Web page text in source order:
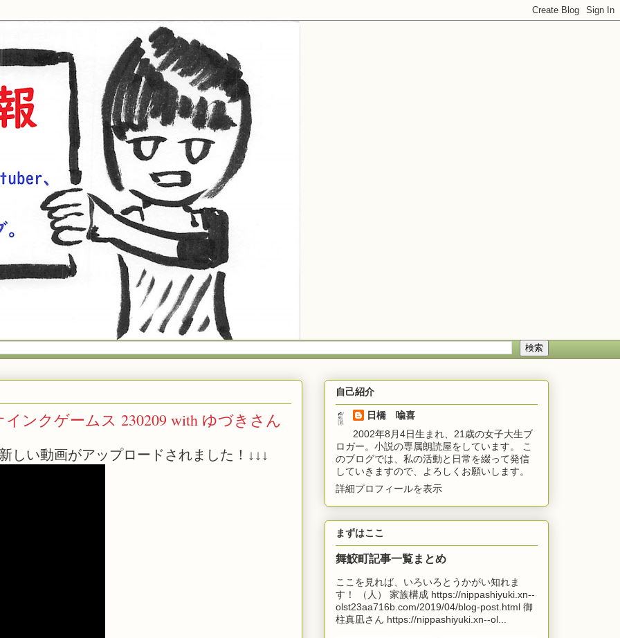
ンクゲームス 230209 with ゆづきさん
しい動画がアップロードされました！↓↓↓
自己紹介
日橋 喩喜
2002年8月4日生まれ、21歳の女子大生ブ
ロガー。小説の専属朗読屋をしています。 こ
のブログでは、私の活動と日常を綴って発信
していきますので、よろしくお願いします。
詳細プロフィールを表示
まずはここ
舞鮫町記事一覧まとめ
ここを見れば、いろいろとうかがい知れま
す！ （人） 家族構成 https://nippashiyuki.xn--
olst23aa716b.com/2019/04/blog-post.html 御
柱真凪さん https://nippashiyuki.xn--ol...